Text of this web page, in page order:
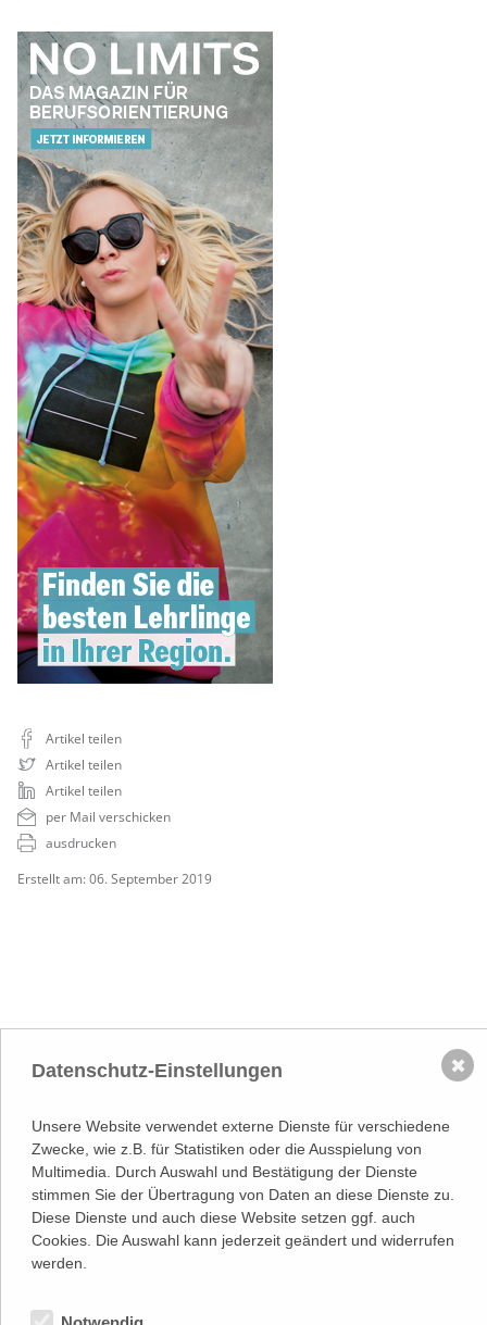
Artikel teilen
Artikel teilen
Artikel teilen
per Mail verschicken
ausdrucken
Erstellt am: 06. September 2019
Österreichischer
Wirtschaftsverlag GmbH
1
1020 Wien
(–>Google Maps)
Kontakt
T (+43 1) 546 64-0
Eoffice@wirtschaftsverlag.at
Datenschutz-Einstellungen
Unsere Website verwendet externe Dienste für verschiedene
Zwecke, wie z.B. für Statistiken oder die Ausspielung von
Multimedia. Durch Auswahl und Bestätigung der Dienste
stimmen Sie der Übertragung von Daten an diese Dienste zu.
Diese Dienste und auch diese Website setzen ggf. auch
Cookies. Die Auswahl kann jederzeit geändert und widerrufen
werden.
✖